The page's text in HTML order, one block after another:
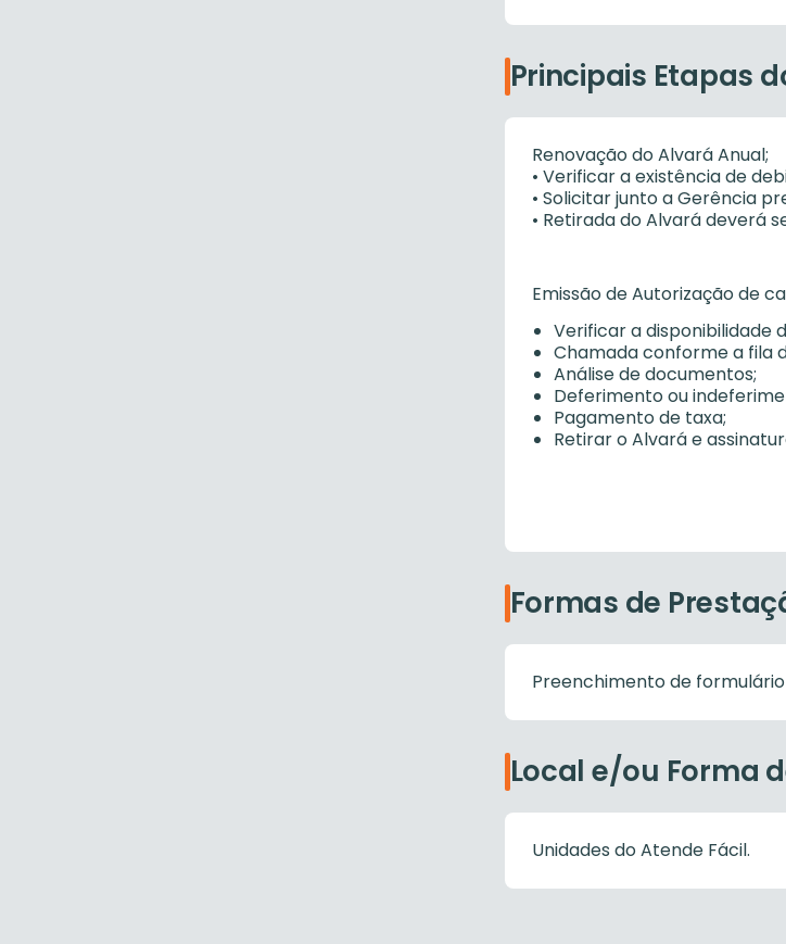
Principais Etapas
Renovação do Alvará Anual;
• Verificar a existência de
• Solicitar junto a Gerência
• Retirada do Alvará deverá
Emissão de Autorização de
Verificar a disponibilidade
Chamada conforme a fila
Análise de documentos;
Deferimento ou
Pagamento de taxa;
Retirar o Alvará e
Formas de
Preenchimento de
Local e/ou Forma
Unidades do Atende Fácil.